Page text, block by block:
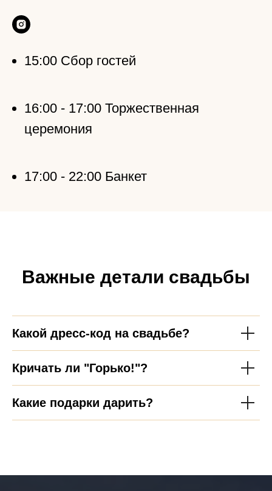
15:00 Сбор гостей
16:00 - 17:00 Торжественная
церемония
17:00 - 22:00 Банкет
Важные детали свадьбы
Какой дресс-код на свадьбе?
Кричать ли "Горько!"?
Какие подарки дарить?